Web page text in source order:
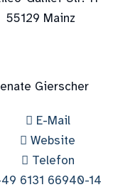
55129 Mainz
Gierscher
E-Mail
Website
Telefon
6131 66940-14